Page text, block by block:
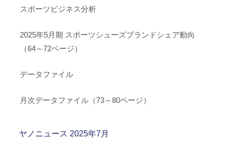
スポーツビジネス分析
2025年5月期 スポーツシューズブランドシェア動向
（64～72ページ）
データファイル
月次データファイル（73～80ページ）
ヤノニュース 2025年7月